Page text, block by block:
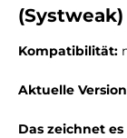
(Systweak)
Kompatibilität:
Aktuelle
Das zeichnet es